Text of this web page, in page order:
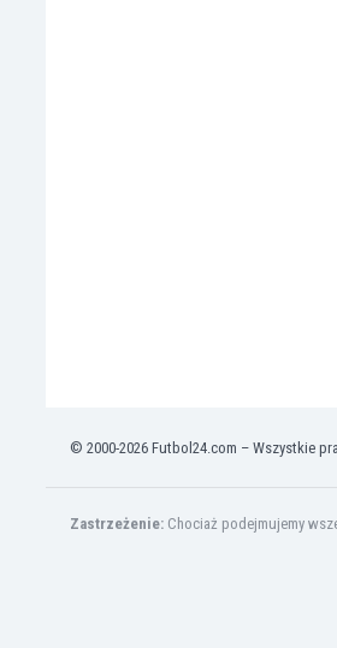
© 2000-2026 Futbol24.com – Wszystkie
Zastrzeżenie: Chociaż podejmujemy